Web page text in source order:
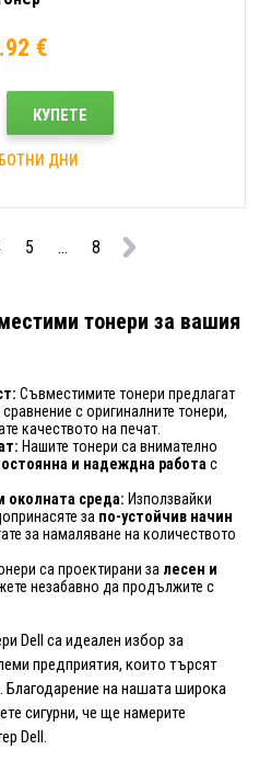
€
КУПЕТЕ
ДНИ
5 ... 8
тонери за вашия
Съвместимите тонери предлагат
сравнение с оригиналните тонери,
качеството на печат.
Нашите тонери са внимателно
и надеждна работа с
среда: Използвайки
за по-устойчив начин
за намаляване на количеството
са проектирани за лесен и
незабавно да продължите с
Dell са идеален избор за
предприятия, които търсят
. Благодарение на нашата широка
сигурни, че ще намерите
Dell.